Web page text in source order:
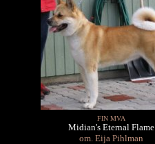
FIN MVA
Midian's Eternal Flame
om. Eija Pihlman